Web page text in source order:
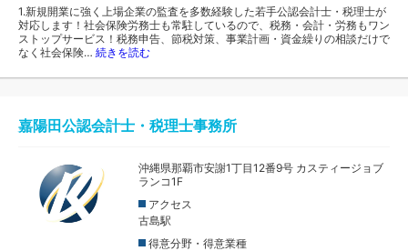
1.新規開業に強く上場企業の監査を多数経験した若手公認会計士・税理士が
対応します！社会保険労務士も常駐しているので、税務・会計・労務もワン
ストップサービス！税務申告、節税対策、事業計画・資金繰りの相談だけで
なく社会保険… 続きを読む
嘉陽田公認会計士・税理士事務所
沖縄県那覇市安謝1丁目12番9号 カスティージョブ
ランコ1F
アクセス
古島駅
得意分野・得意業種